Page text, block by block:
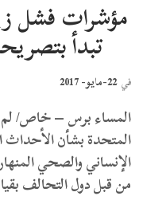
مؤشرات فشل
تبدأ
في 22-مايو- 2017
المساء برس – خاص/ لم
المتحدة بشأن الأحداث
الإنساني والصحي
من قبل دول التحالف